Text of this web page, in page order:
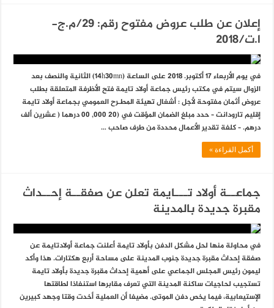
إعلان عن طلب عروض مفتوح رقم: 29/م.ج-
ا.ت/2018
في يوم الأربعاء 17 أكتوبر. 2018 على الساعة (14h30mn) الثانية والنصف بعد
الزوال سيتم في مكتب رئيس جماعة أولاد تايمة فتح الأظرفة المتعلقة بطلب
عروض أثمان مفتوحة لأجل : أشغال تهيئة المطـرح العمومي بجماعة أولاد تايمة
إقليم تارودانت – حدد مبلغ الضمان المؤقت في (20 000, 00 درهما ( عشرين ألف
درهم. – كلفة تقدير الأعمال محددة من طرف صاحب …
أكمل القراءة »
جماعــة أولاد تـــايمة تعلن عن صفقــة إحــداث
مقبرة جديدة بالمدينة
في محاولة منها لحل مشكل الدفن بأولاد تايمة أعلنت جماعة أولادتايمة عن
صفقة إحداث مقبرة جديدة جنوب المدينة على مساحة أربع هكتارات. هذا وأكد
ليمون رئيس المجلس الجماعي على أهمية إحداث مقبرة جديدة بأولاد تايمة
تستجيب لحاجيات ساكنة المدينة التي تعرف مقابرها استنفاذا لطاقتها
الإستيعابية، فيما يخص دفن الموتى. مضيفا أن العملية أخدت وقتا وجهد كبيرين